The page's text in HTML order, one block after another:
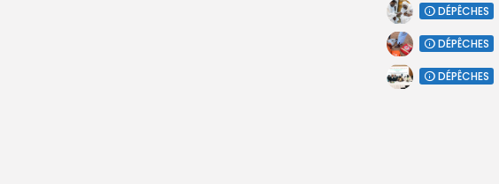
DÉPÊCHES
DÉPÊCHES
DÉPÊCHES